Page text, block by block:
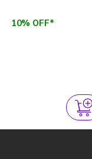
10% OFF*